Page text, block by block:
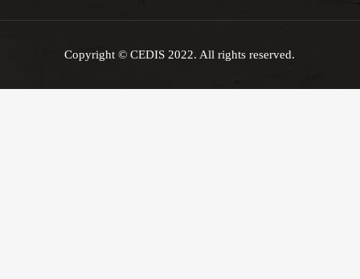
Copyright © CEDIS 2022. All rights reserved.